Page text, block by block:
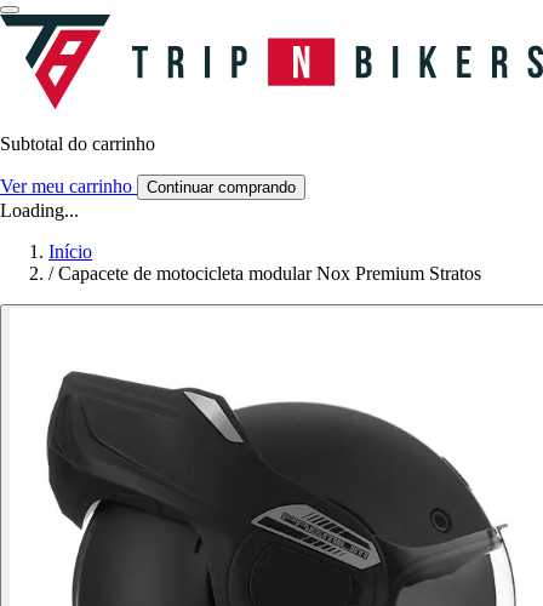
Subtotal do carrinho
Ver meu carrinho Continuar comprando
Loading...
Início
/ Capacete de motocicleta modular Nox Premium Stratos